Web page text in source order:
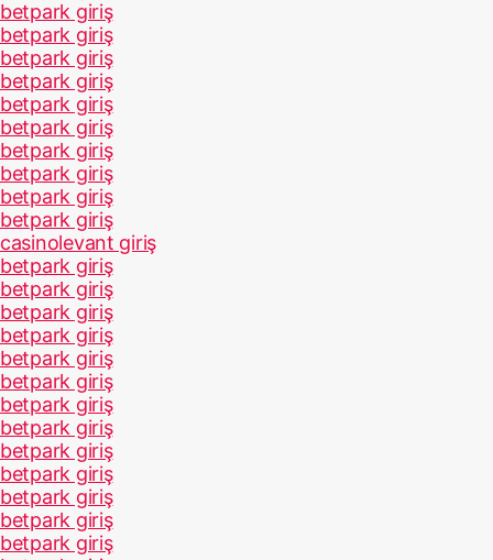
betpark giriş
betpark giriş
betpark giriş
betpark giriş
betpark giriş
betpark giriş
betpark giriş
betpark giriş
betpark giriş
betpark giriş
casinolevant giriş
betpark giriş
betpark giriş
betpark giriş
betpark giriş
betpark giriş
betpark giriş
betpark giriş
betpark giriş
betpark giriş
betpark giriş
betpark giriş
betpark giriş
betpark giriş